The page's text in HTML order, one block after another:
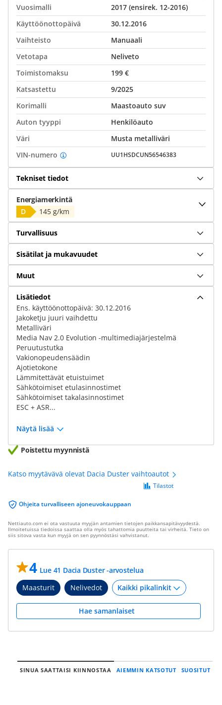
Vuosimalli
2017 (ensirek. 12-2016)
Käyttöönottopäivä
30.12.2016
Vaihteisto
Manuaali
Vetotapa
Neliveto
Toimistomaksu
199 €
Katsastettu
9/2025
Korimalli
Maastoauto suv
Auton tyyppi
Henkilöauto
Väri
Musta metalliväri
VIN-numero
UU1HSDCUN56546383
Tekniset tiedot
Energiamerkintä
D
145 g/km
Turvallisuus
Sisätilat ja mukavuudet
Muut
Lisätiedot
Ens. käyttöönottopäivä: 30.12.2016
Jakoketju juuri vaihdettu
Metalliväri
Media Nav 2.0 Evolution -multimediajärjestelmä
Peruutustutka
Vakionopeudensäädin
Ajotietokone
Lämmitettävät etuistuimet
Sähkötoimiset etulasinnostimet
Sähkötoimiset takalasinnostimet
ESC + ASR...
Näytä lisää
Poistettu myynnistä
Katso myytävävä olevat Dacia Duster vaihtoautot
Ohjeita turvalliseen ajoneuvokauppaan
Tilastot
Nettiauto.com ei ota vastuuta myyjän antamien tietojen paikkansapitävyydestä.
Ilmoitetuissa tiedoissa saattaa olla myös tahattomia puutteita tai virheitä. Tieto on
siis sitova vasta kun myyjä on sen pyynnöstäsi vahvistanut.
4 Lue 41 Dacia Duster -arvostelua
Maasturit
Nelivedot
Hae samanlaiset
SINUA SAATTAISI KIINNOSTAA AIEMMIN KATSOTUT SUOSITUT